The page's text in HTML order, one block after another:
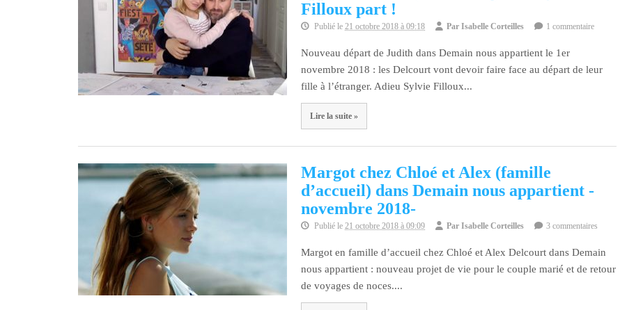
Filloux part !
Publié le 21 octobre 2018 à 09:18 Par Isabelle Corteilles 1 commentaire
Nouveau départ de Judith dans Demain nous appartient le 1er
novembre 2018 : les Delcourt vont devoir faire face au départ de leur
fille à l’étranger. Adieu Sylvie Filloux...
Lire la suite »
Margot chez Chloé et Alex (famille
d’accueil) dans Demain nous appartient -
novembre 2018-
Publié le 21 octobre 2018 à 09:09 Par Isabelle Corteilles 3 commentaires
Margot en famille d’accueil chez Chloé et Alex Delcourt dans Demain
nous appartient : nouveau projet de vie pour le couple marié et de retour
de voyages de noces....